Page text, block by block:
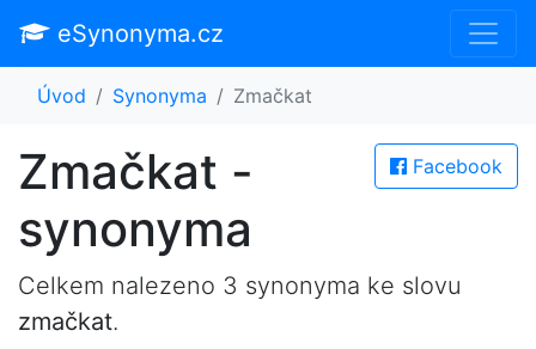
eSynonyma.cz
Úvod Synonyma Zmačkat
Facebook
Zmačkat -
synonyma
Celkem nalezeno 3 synonyma ke slovu
zmačkat.